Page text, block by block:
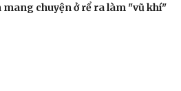
mang chuyện ở rể ra làm "vũ khí"